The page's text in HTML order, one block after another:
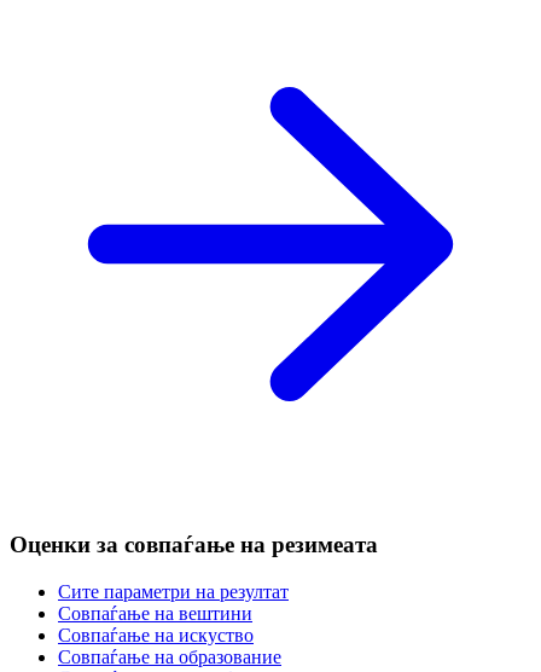
Оценки за совпаѓање на резимеата
Сите параметри на резултат
Совпаѓање на вештини
Совпаѓање на искуство
Совпаѓање на образование